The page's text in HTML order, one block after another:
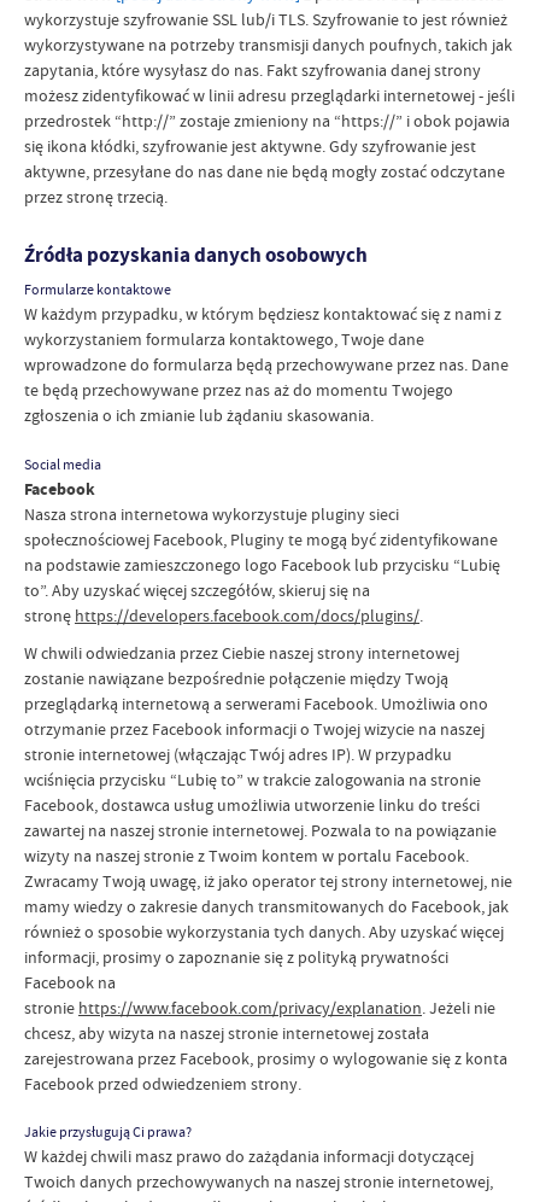
wykorzystuje szyfrowanie SSL lub/i TLS. Szyfrowanie to jest również
wykorzystywane na potrzeby transmisji danych poufnych, takich jak
zapytania, które wysyłasz do nas. Fakt szyfrowania danej strony
możesz zidentyfikować w linii adresu przeglądarki internetowej - jeśli
przedrostek “http://” zostaje zmieniony na “https://” i obok pojawia
się ikona kłódki, szyfrowanie jest aktywne. Gdy szyfrowanie jest
aktywne, przesyłane do nas dane nie będą mogły zostać odczytane
przez stronę trzecią.
Źródła pozyskania danych osobowych
Formularze kontaktowe
W każdym przypadku, w którym będziesz kontaktować się z nami z
wykorzystaniem formularza kontaktowego, Twoje dane
wprowadzone do formularza będą przechowywane przez nas. Dane
te będą przechowywane przez nas aż do momentu Twojego
zgłoszenia o ich zmianie lub żądaniu skasowania.
Social media
Facebook
Nasza strona internetowa wykorzystuje pluginy sieci
społecznościowej Facebook, Pluginy te mogą być zidentyfikowane
na podstawie zamieszczonego logo Facebook lub przycisku “Lubię
to”. Aby uzyskać więcej szczegółów, skieruj się na
stronę https://developers.facebook.com/docs/plugins/.
W chwili odwiedzania przez Ciebie naszej strony internetowej
zostanie nawiązane bezpośrednie połączenie między Twoją
przeglądarką internetową a serwerami Facebook. Umożliwia ono
otrzymanie przez Facebook informacji o Twojej wizycie na naszej
stronie internetowej (włączając Twój adres IP). W przypadku
wciśnięcia przycisku “Lubię to” w trakcie zalogowania na stronie
Facebook, dostawca usług umożliwia utworzenie linku do treści
zawartej na naszej stronie internetowej. Pozwala to na powiązanie
wizyty na naszej stronie z Twoim kontem w portalu Facebook.
Zwracamy Twoją uwagę, iż jako operator tej strony internetowej, nie
mamy wiedzy o zakresie danych transmitowanych do Facebook, jak
również o sposobie wykorzystania tych danych. Aby uzyskać więcej
informacji, prosimy o zapoznanie się z polityką prywatności
Facebook na
stronie https://www.facebook.com/privacy/explanation. Jeżeli nie
chcesz, aby wizyta na naszej stronie internetowej została
zarejestrowana przez Facebook, prosimy o wylogowanie się z konta
Facebook przed odwiedzeniem strony.
Jakie przysługują Ci prawa?
W każdej chwili masz prawo do zażądania informacji dotyczącej
Twoich danych przechowywanych na naszej stronie internetowej,